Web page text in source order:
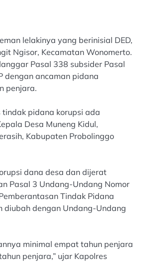
lelakinya yang berinisial DED,
Ngisor, Kecamatan Wonomerto.
Pasal 338 subsider Pasal
dengan ancaman pidana
penjara.
tindak pidana korupsi ada
Desa Muneng Kidul,
Kabupaten Probolinggo
dana desa dan dijerat
Pasal 3 Undang-Undang Nomor
Tindak Pidana
diubah dengan Undang-Undang
minimal empat tahun penjara
penjara,” ujar Kapolres